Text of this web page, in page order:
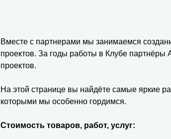
Вместе с партнерами мы занимаемся
проектов. За годы работы в Клубе партнёры
проектов.
На этой странице вы найдёте самые яркие
которыми мы особенно гордимся.
Стоимость товаров, работ, услуг: